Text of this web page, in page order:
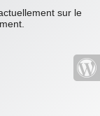
sur le